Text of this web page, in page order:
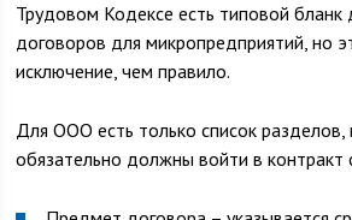
Трудовом Кодексе есть типовой бланк
договоров для микропредприятий, но
исключение, чем правило.
Для ООО есть только список разделов,
обязательно должны войти в контракт